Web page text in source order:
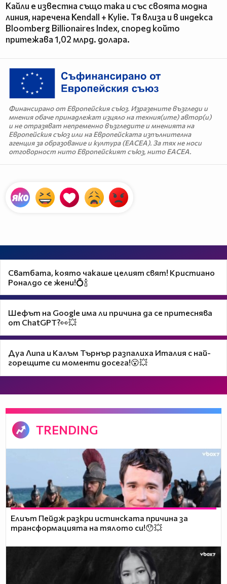
Кайли е известна също така и със своята модна
линия, наречена Kendall + Kylie. Тя влиза и в индекса
Bloomberg Billionaires Index, според който
притежава 1,02 млрд. долара.
Финансирано от Европейския съюз. Изразените възгледи и
мнения обаче принадлежат изцяло на техния(ите) автор(и)
и не отразяват непременно възгледите и мненията на
Европейския съюз или на Европейската изпълнителна
агенция за образование и култура (EACEA). За тях не носи
отговорност нито Европейският съюз, нито EACEA.
Сватбата, която чакаше целият свят! Кристиано
Роналдо се жени!💍🍾
Шефът на Google има ли причина да се притеснява
от ChatGPT?👀💥
Дуа Липа и Калъм Търнър разпалиха Италия с най-
горещите си моменти досега!😮💥
TRENDING
Елиът Пейдж разкри истинската причина за
трансформацията на тялото си!😯💥